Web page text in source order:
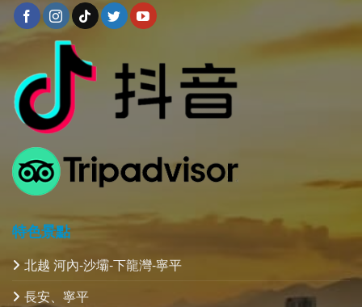
特色景點
北越 河內-沙壩-下龍灣-寧平
長安、寧平